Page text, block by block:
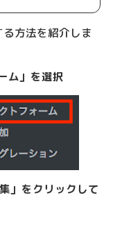
方法を紹介しま
ム」を選択
」をクリックして